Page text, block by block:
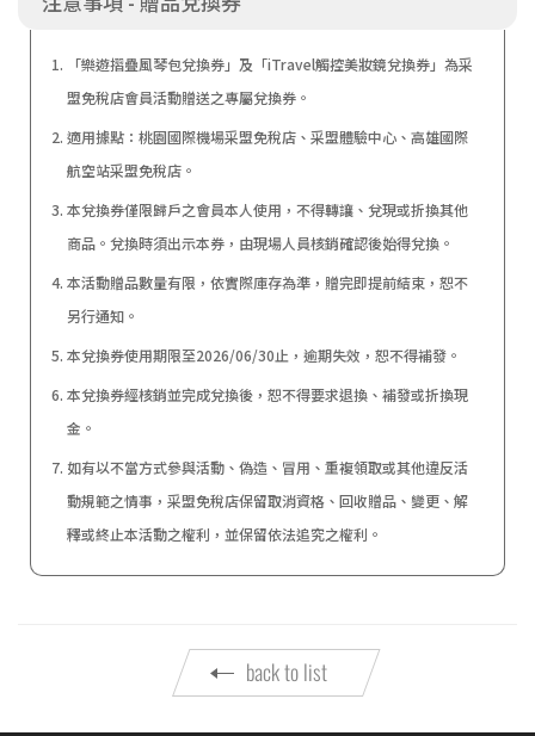
「樂遊摺疊風琴包兌換券」及「iTravel觸控美妝鏡兌換券」為采
盟免稅店會員活動贈送之專屬兌換券。
適用據點：桃園國際機場采盟免稅店、采盟體驗中心、高雄國際
航空站采盟免稅店。
本兌換券僅限歸戶之會員本人使用，不得轉讓、兌現或折換其他
商品。兌換時須出示本券，由現場人員核銷確認後始得兌換。
本活動贈品數量有限，依實際庫存為準，贈完即提前結束，恕不
另行通知。
本兌換券使用期限至2026/06/30止，逾期失效，恕不得補發。
本兌換券經核銷並完成兌換後，恕不得要求退換、補發或折換現
金。
如有以不當方式參與活動、偽造、冒用、重複領取或其他違反活
動規範之情事，采盟免稅店保留取消資格、回收贈品、變更、解
釋或終止本活動之權利，並保留依法追究之權利。
back to list